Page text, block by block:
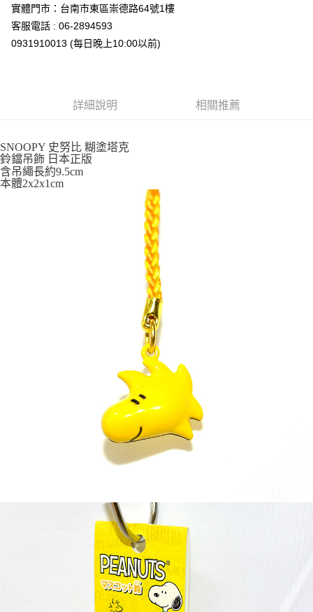
ATM付款
運送方式
付款後全家取貨
7-11取貨付款
每筆NT$65，滿NT$999(含以上)免運費
每筆NT$65，滿NT$999(含以上)免運費
每筆NT$100，滿NT$999(含以上)免運費
實體門市：台南市東區崇德路64號1樓
客服電話 : 06-2894593
0931910013 (每日晚上10:00以前)
詳細說明 相關推薦
SNOOPY 史努比 糊塗塔克
鈴鐺吊飾 日本正版
含吊繩長約9.5cm
本體2x2x1cm